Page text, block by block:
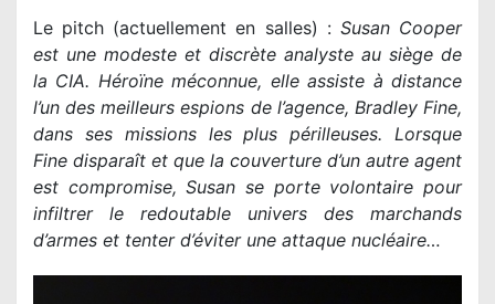
Le pitch (actuellement en salles) : Susan Cooper
est une modeste et discrète analyste au siège de
la CIA. Héroïne méconnue, elle assiste à distance
l’un des meilleurs espions de l’agence, Bradley Fine,
dans ses missions les plus périlleuses. Lorsque
Fine disparaît et que la couverture d’un autre agent
est compromise, Susan se porte volontaire pour
infiltrer le redoutable univers des marchands
d’armes et tenter d’éviter une attaque nucléaire…